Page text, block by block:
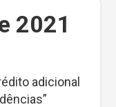
2021
adicional